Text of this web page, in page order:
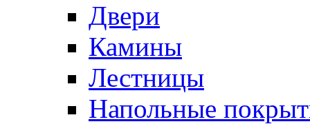
Двери
Камины
Лестницы
Напольные